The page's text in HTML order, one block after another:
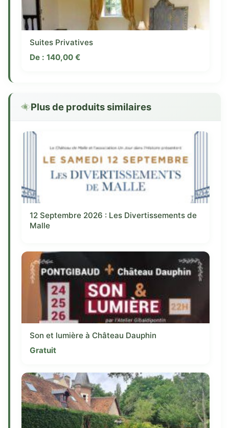
Suites Privatives
De : 140,00 €
Plus de produits similaires
12 Septembre 2026 : Les Divertissements de
Malle
Son et lumière à Château Dauphin
Gratuit